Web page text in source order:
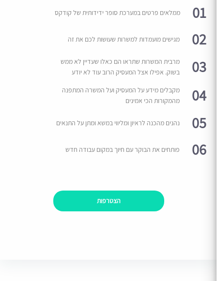
01 ממלאים פרטים במערכת סופר ידידותית של קודקס
02 מגישים מועמדות למשרות שעושות לכם את זה
03
מרבית המשרות שתראו הם כאלו שעדיין לא ממש
בשוק. אפילו אצל המעסיק הרוב עוד לא יודע
04
מקבלים מידע על המעסיק ועל המשרה המתפנה
מהמקורות הכי אמינים
05 נהנים מהכנה לראיון ומליווי במשא ומתן על התנאים
06 פותחים את הבוקר עם חיוך במקום עבודה חדש
הצטרפות